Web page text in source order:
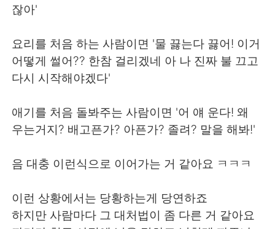
Indonesia
Türkçe Tiếng Việt
Português
잖아'
요리를 처음 하는 사람이면 '물 끓는다 끓어! 이거
어떻게 썰어?? 한참 걸리겠네 아 나 진짜 불 끄고
다시 시작해야겠다'
애기를 처음 돌봐주는 사람이면 '어 얘 운다! 왜
우는거지? 배고픈가? 아픈가? 졸려? 말을 해봐!'
음 대충 이런식으로 이어가는 거 같아요 ㅋㅋㅋ
이런 상황에서는 당황하는게 당연하죠
하지만 사람마다 그 대처법이 좀 다른 거 같아요